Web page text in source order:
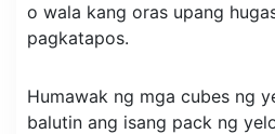
o wala kang oras upang
pagkatapos.
Humawak ng mga cubes ng
balutin ang isang pack ng